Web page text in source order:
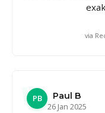
via
PB
Paul B
26 Jan 2025